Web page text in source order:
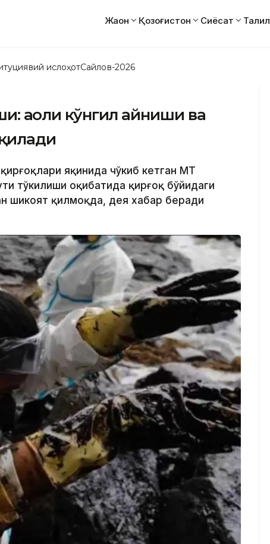
Жаҳон Қозоғистон Сиёсат Таҳлил
ислоҳотСайлов-2026
аҳоли кўнгил айниши ва
яқинида чўкиб кетган MT
тўкилиши оқибатида қирғоқ бўйидаги
шикоят қилмоқда, дея хабар беради